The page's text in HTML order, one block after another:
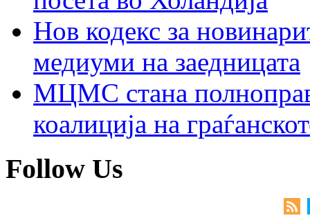
Нов кодекс за
медиуми на заедницата
МЦМС стана
коалиција на
Follow Us